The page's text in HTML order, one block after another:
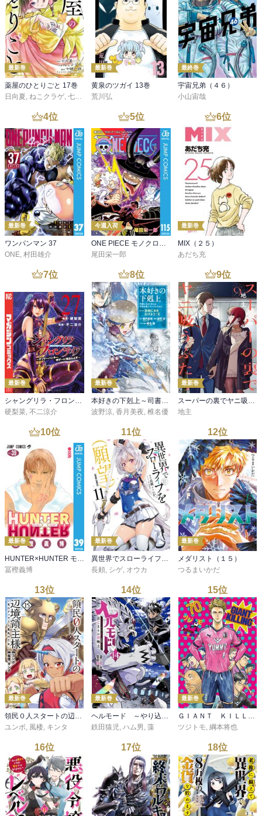
最新巻
薬屋のひとりごと 17巻
日向夏, ねこクラゲ, 七緒一綺 ,しのとうこ
最新巻
黄泉のツガイ 13巻
荒川弘
最終巻
宇宙兄弟（４６）
小山宙哉
4位
最新巻
ワンパンマン 37
ONE, 村田雄介
5位
今週入荷
ONE PIECE モノクロ版 115
尾田栄一郎
6位
最新巻
MIX（２５）
あだち充
7位
最新巻
シャングリラ・フロンティア（２７） ～クソゲーハンター、神ゲーに挑まんとす～
硬梨菜, 不二涼介
8位
最新巻
本好きの下剋上～司書になるためには手段を選んでいられません～第三部 「領地に本を広げよう！10」
波野涼, 香月美夜, 椎名優
9位
最新巻
スーパーの裏でヤニ吸うふたり 9巻
地主
10位
最新巻
冨樫義博
11位
最新巻
長頼 シゲ オウカ
12位
最新巻
メダリスト（１５）
つるまいかだ
13位
最新巻
領民０人スタートの辺境領主様 ～青のディアスと蒼角の乙女～１５【電子書店共通特典イラスト付】
ユンボ, 風楼, キンタ
14位
最新巻
ヘルモード ～やり込み好きのゲーマーは廃設定の異世界で無双する～はじまりの召喚士１４【電子書店共通特典イラスト付】
鉄田猿児, ハム男, 藻
15位
最新巻
ＧＩＡＮＴ ＫＩＬＬＩＮＧ（７０）
ツジトモ, 綱本将也
16位 17位 18位